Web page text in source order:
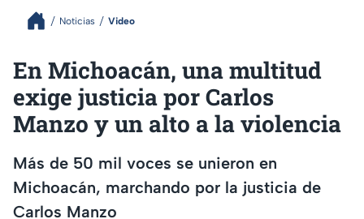
Noticias Video
En Michoacán, una multitud
exige justicia por Carlos
Manzo y un alto a la violencia
Más de 50 mil voces se unieron en
Michoacán, marchando por la justicia de
Carlos Manzo